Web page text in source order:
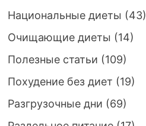
Национальные диеты (43)
Очищающие диеты (14)
Полезные статьи (109)
Похудение без диет (19)
Разгрузочные дни (69)